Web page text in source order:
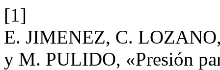
[1]
E. JIMENEZ, C.
y M. PULIDO, «Presión